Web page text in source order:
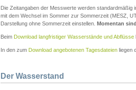
Die Zeitangaben der Messwerte werden
mit dem Wechsel im Sommer zur Sommerzeit (MESZ,
Darstellung ohne Sommerzeit einstellen. Momentan
Beim Download langfristiger Wasserstände und Abflüsse
In den zum Download angebotenen Tagesdateien liegen
Der Wasserstand